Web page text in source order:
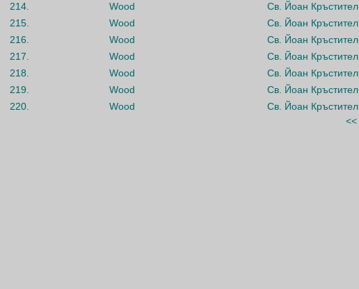
214.
Wood
Св. Йоан Кръстител
215.
Wood
Св. Йоан Кръстител
216.
Wood
Св. Йоан Кръстител
217.
Wood
Св. Йоан Кръстител
218.
Wood
Св. Йоан Кръстител
219.
Wood
Св. Йоан Кръстител
220.
Wood
Св. Йоан Кръстител
<<